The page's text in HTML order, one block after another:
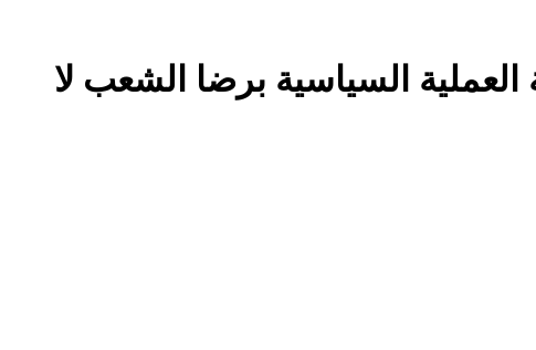
السياسية برضا الشعب لا